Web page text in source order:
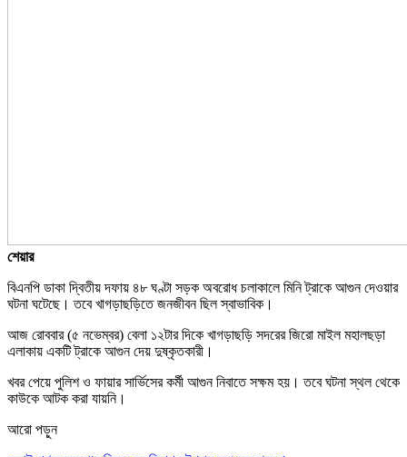
শেয়ার
বিএনপি ডাকা দ্বিতীয় দফায় ৪৮ ঘণ্টা সড়ক অবরোধ চলাকালে মিনি ট্রাকে আগুন দেওয়ার
ঘটনা ঘটেছে। তবে খাগড়াছড়িতে জনজীবন ছিল স্বাভাবিক।
আজ রোববার (৫ নভেম্বর) বেলা ১২টার দিকে খাগড়াছড়ি সদরের জিরো মাইল মহালছড়া
এলাকায় একটি ট্রাকে আগুন দেয় দুষ্কৃতকারী।
খবর পেয়ে পুলিশ ও ফায়ার সার্ভিসের কর্মী আগুন নিবাতে সক্ষম হয়। তবে ঘটনা স্থল থেকে
কাউকে আটক করা যায়নি।
আরো পড়ুন